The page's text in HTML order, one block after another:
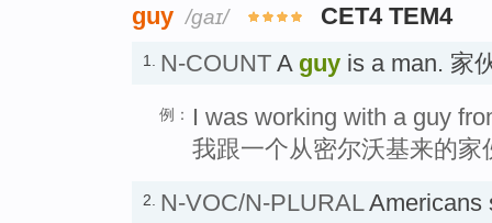
guy /ɡaɪ/ CET4 TEM4
1. N-COUNT A guy is a man. 家
例：
I was working with a guy
我跟一个从密尔沃基来的家
2. N-VOC/N-PLURALAmericans